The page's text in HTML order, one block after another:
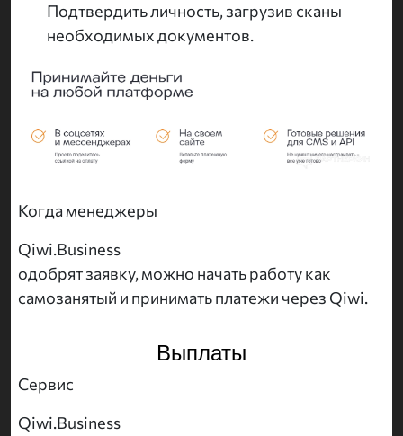
Подтвердить личность, загрузив сканы
необходимых документов.
Когда менеджеры
Qiwi.Business
одобрят заявку, можно начать работу как
самозанятый и принимать платежи через Qiwi.
Выплаты
Сервис
Qiwi.Business